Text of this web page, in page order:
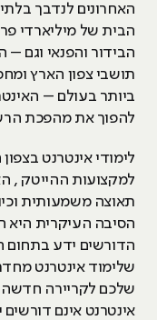
האחרונים לנדבך
הבית של מיליארדי
הבידור והפנאי וגם
תושבי צפון הארץ
ביותר בעולם –
להפוך את מהפכת
לימודי אינטרנט
למקצועות ההייטק ,
תאוצה משמעותית
הסיבה העיקרית היא
הדורשים ידע בתחום
שלימוד אינטרנט
שלכם לקריירה חדשה,
אינטרנט אינם דורשים